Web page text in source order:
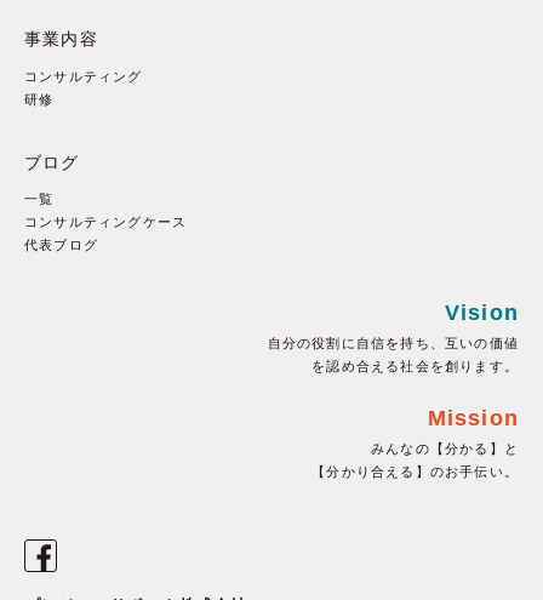
事業内容
コンサルティング
研修
ブログ
一覧
コンサルティングケース
代表ブログ
Vision
自分の役割に自信を持ち、互いの価値
を認め合える社会を創ります。
Mission
みんなの【分かる】と
【分かり合える】のお手伝い。